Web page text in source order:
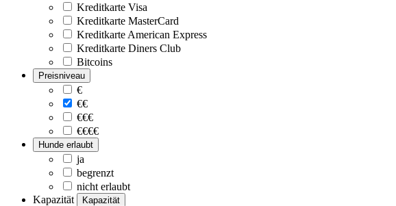
Kreditkarte Visa
Kreditkarte MasterCard
Kreditkarte American Express
Kreditkarte Diners Club
Bitcoins
Preisniveau
€
€€
€€€
€€€€
Hunde erlaubt
ja
begrenzt
nicht erlaubt
Kapazität
Kapazität